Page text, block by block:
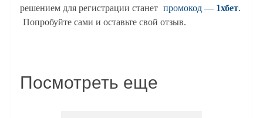
решением для регистрации станет промокод — 1хбет.
Попробуйте сами и оставьте свой отзыв.
Посмотреть еще